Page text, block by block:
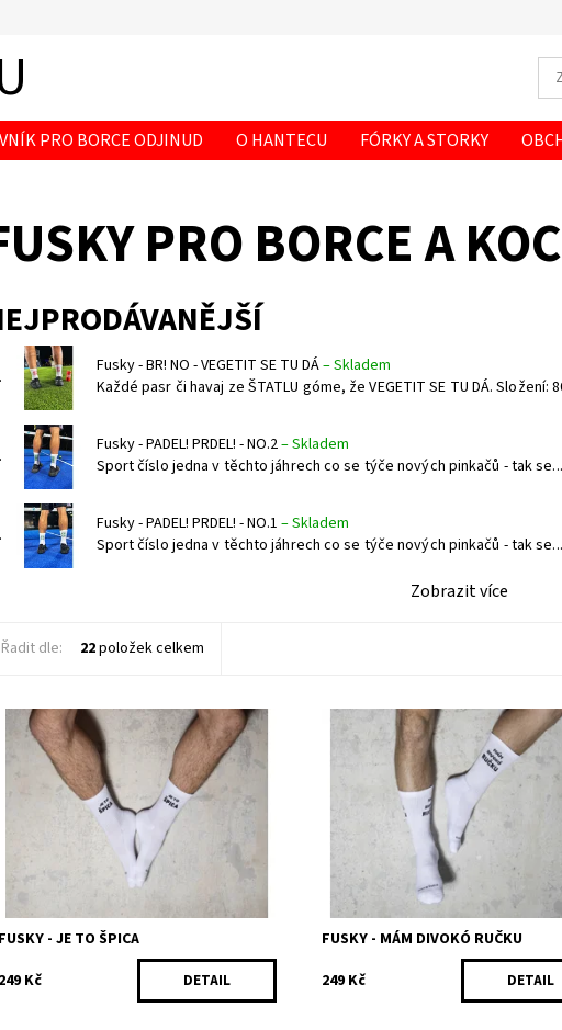
PRO BORCE ODJINUD O HANTECU FÓRKY A STORKY
PRO BORCE A KOC
Fusky - BR! NO - VEGETIT SE TU DÁ–Skladem
Každé pasr či havaj ze ŠTATLU góme, že VEGETIT SE TU DÁ. Složení:
Fusky - PADEL! PRDEL! - NO.2–Skladem
Sport číslo jedna v těchto jáhrech co se týče nových pinkačů - tak se...
Fusky - PADEL! PRDEL! - NO.1 –Skladem
Sport číslo jedna v těchto jáhrech co se týče nových pinkačů - tak se...
Zobrazit více
Řadit dle: 22položek celkem
Keď pod kandelábrem v Jóbsku lupeš
festovní koc - jedině ve fusaklách JE TO
ŠPICA. Složení: 80% bavlna, 18%
polyamid, 2% elastan Made in ŠTATL
Dostupnost:
Skladem
163/35
FUSKY - JE TO ŠPICA
249 Kč
DETAIL
Složení: 80% bavlna, 18%
elastan Made in ŠTATL
Dostupnost:
Skladem
247/35
FUSKY - MÁM DIVOKÓ RUČKU
249 Kč
DETAIL